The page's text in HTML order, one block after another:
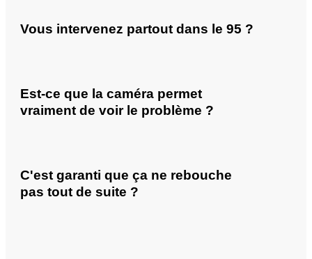
Vous intervenez partout dans le 95 ?
Est-ce que la caméra permet
vraiment de voir le problème ?
C'est garanti que ça ne rebouche
pas tout de suite ?